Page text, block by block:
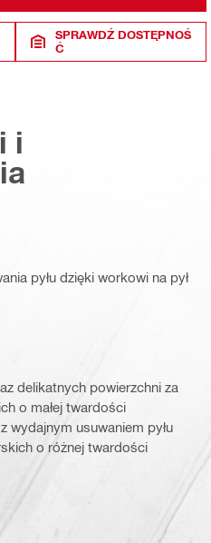
SPRAWDŹ DOSTĘPNOŚ
Ć
i
pyłu dzięki workowi na pył
delikatnych powierzchni za
o małej twardości
wydajnym usuwaniem pyłu
o różnej twardości